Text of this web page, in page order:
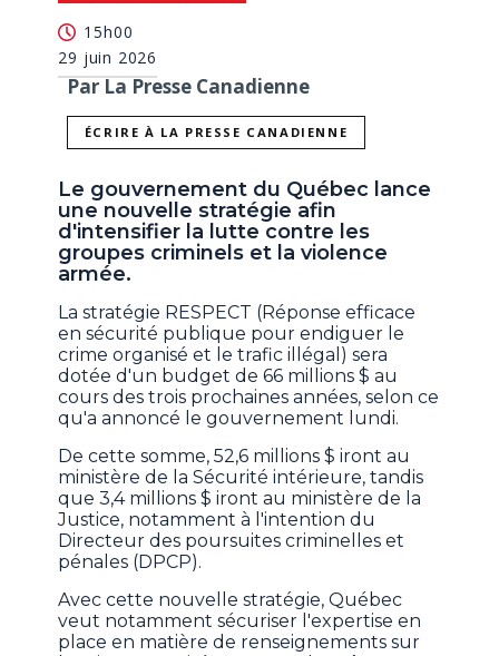
15h00
29 juin 2026
Par La Presse Canadienne
ÉCRIRE À LA PRESSE CANADIENNE
Le gouvernement du Québec lance
une nouvelle stratégie afin
d'intensifier la lutte contre les
groupes criminels et la violence
armée.
La stratégie RESPECT (Réponse efficace
en sécurité publique pour endiguer le
crime organisé et le trafic illégal) sera
dotée d'un budget de 66 millions $ au
cours des trois prochaines années, selon ce
qu'a annoncé le gouvernement lundi.
De cette somme, 52,6 millions $ iront au
ministère de la Sécurité intérieure, tandis
que 3,4 millions $ iront au ministère de la
Justice, notamment à l'intention du
Directeur des poursuites criminelles et
pénales (DPCP).
Avec cette nouvelle stratégie, Québec
veut notamment sécuriser l'expertise en
place en matière de renseignements sur